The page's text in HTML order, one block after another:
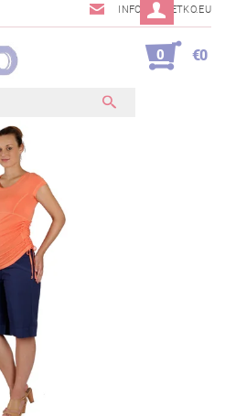
INFO@BABETKO.EU
0 €0